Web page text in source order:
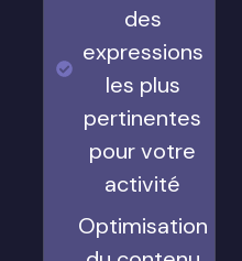
des
expressions
les plus
pertinentes
pour votre
activité
Optimisation